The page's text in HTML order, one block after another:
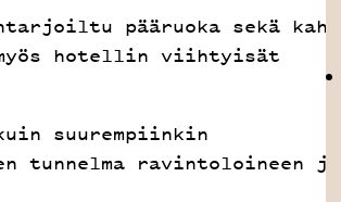
pääruoka sekä kahvi
hotellin viihtyisät
suurempiinkin
tunnelma ravintoloineen ja